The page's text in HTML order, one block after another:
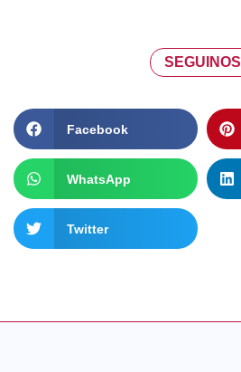
SEGUINOS
Facebook
WhatsApp
Twitter